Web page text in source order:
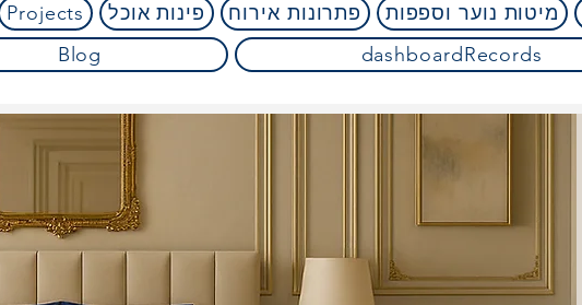
מיטות נוער וספפות פתרונות אירוח פינות אוכל Projects
dashboardRecords
Blog